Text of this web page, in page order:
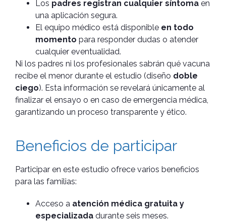
Los padres registran cualquier síntoma en
una aplicación segura.
El equipo médico está disponible en todo
momento para responder dudas o atender
cualquier eventualidad.
Ni los padres ni los profesionales sabrán qué vacuna
recibe el menor durante el estudio (diseño doble
ciego). Esta información se revelará únicamente al
finalizar el ensayo o en caso de emergencia médica,
garantizando un proceso transparente y ético.
Beneficios de participar
Participar en este estudio ofrece varios beneficios
para las familias:
Acceso a atención médica gratuita y
especializada durante seis meses.